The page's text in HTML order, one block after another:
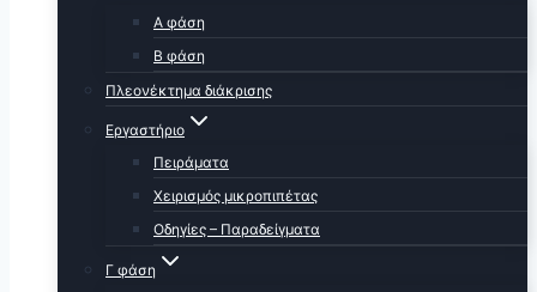
Α φάση
Β φάση
Πλεονέκτημα διάκρισης
Εργαστήριο
Πειράματα
Χειρισμός μικροπιπέτας
Οδηγίες – Παραδείγματα
Γ φάση